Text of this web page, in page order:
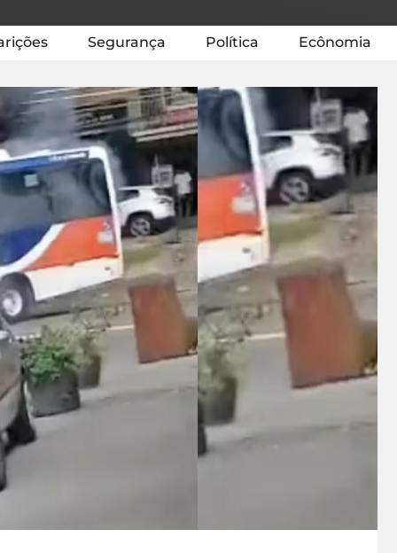
Segurança Política Ecônomia